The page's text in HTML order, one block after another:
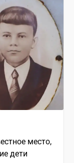
место,
дети